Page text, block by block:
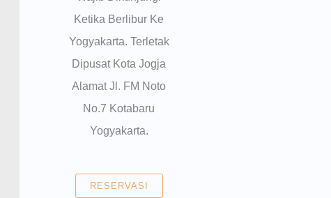
Ketika Berlibur Ke
Yogyakarta. Terletak
Dipusat Kota Jogja
Alamat Jl. FM Noto
No.7 Kotabaru
Yogyakarta.
RESERVASI